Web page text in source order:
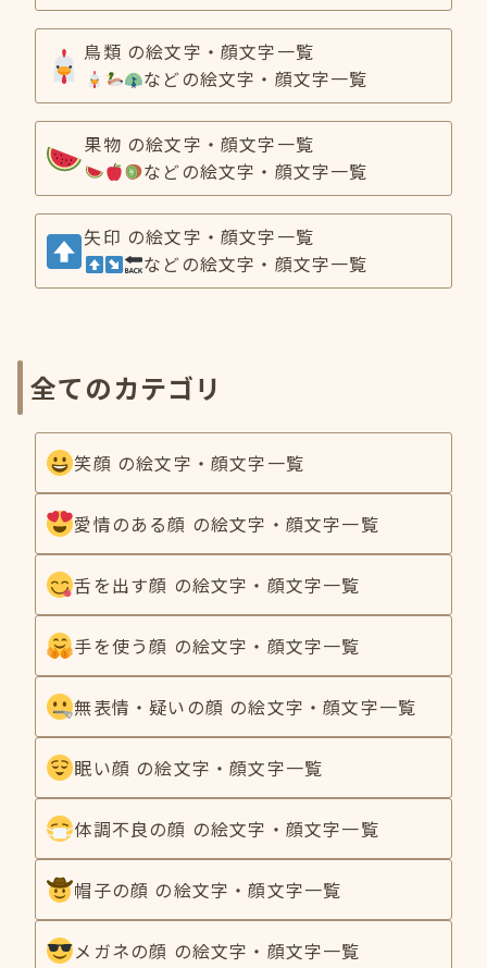
鳥類 の絵文字・顔文字一覧
などの絵文字・顔文字一覧
果物 の絵文字・顔文字一覧
などの絵文字・顔文字一覧
矢印 の絵文字・顔文字一覧
などの絵文字・顔文字一覧
全てのカテゴリ
笑顔 の絵文字・顔文字一覧
愛情のある顔 の絵文字・顔文字一覧
舌を出す顔 の絵文字・顔文字一覧
手を使う顔 の絵文字・顔文字一覧
無表情・疑いの顔 の絵文字・顔文字一覧
眠い顔 の絵文字・顔文字一覧
体調不良の顔 の絵文字・顔文字一覧
帽子の顔 の絵文字・顔文字一覧
メガネの顔 の絵文字・顔文字一覧